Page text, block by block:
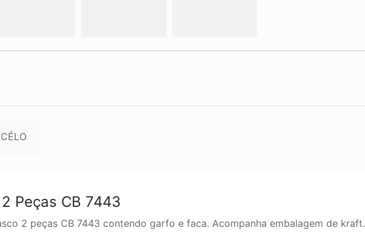
CÉLO
Peças CB 7443
2 peças CB 7443 contendo garfo e faca. Acompanha embalagem de kraft.